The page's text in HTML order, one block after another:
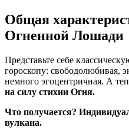
Общая
Огненной Лошади
Представьте себе
гороскопу: свободолюбивая,
немного эгоцентричная. А
на силу стихии Огня.
Что получается?
вулкана.